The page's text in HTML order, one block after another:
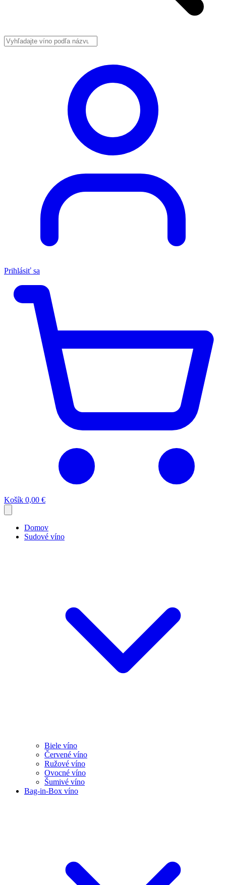
Prihlásiť sa
Košík 0,00 €
Domov
Sudové víno
Biele víno
Červené víno
Ružové víno
Ovocné víno
Šumivé víno
Bag-in-Box víno